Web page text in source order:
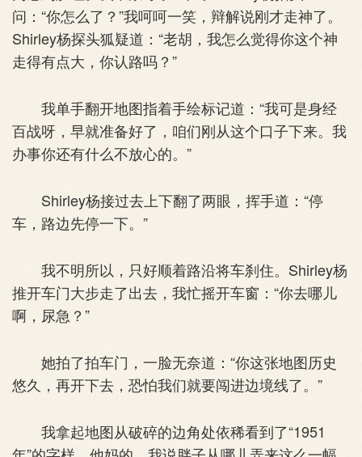
问：“你怎么了？”我呵呵一笑，辩解说刚才走神了。
Shirley杨探头狐疑道：“老胡，我怎么觉得你这个神
走得有点大，你认路吗？”
我单手翻开地图指着手绘标记道：“我可是身经
百战呀，早就准备好了，咱们刚从这个口子下来。我
办事你还有什么不放心的。”
Shirley杨接过去上下翻了两眼，挥手道：“停
车，路边先停一下。”
我不明所以，只好顺着路沿将车刹住。Shirley杨
推开车门大步走了出去，我忙摇开车窗：“你去哪儿
啊，尿急？”
她拍了拍车门，一脸无奈道：“你这张地图历史
悠久，再开下去，恐怕我们就要闯进边境线了。”
我拿起地图从破碎的边角处依稀看到了“1951